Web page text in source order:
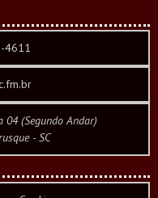
4611
04 (Segundo Andar)
- SC